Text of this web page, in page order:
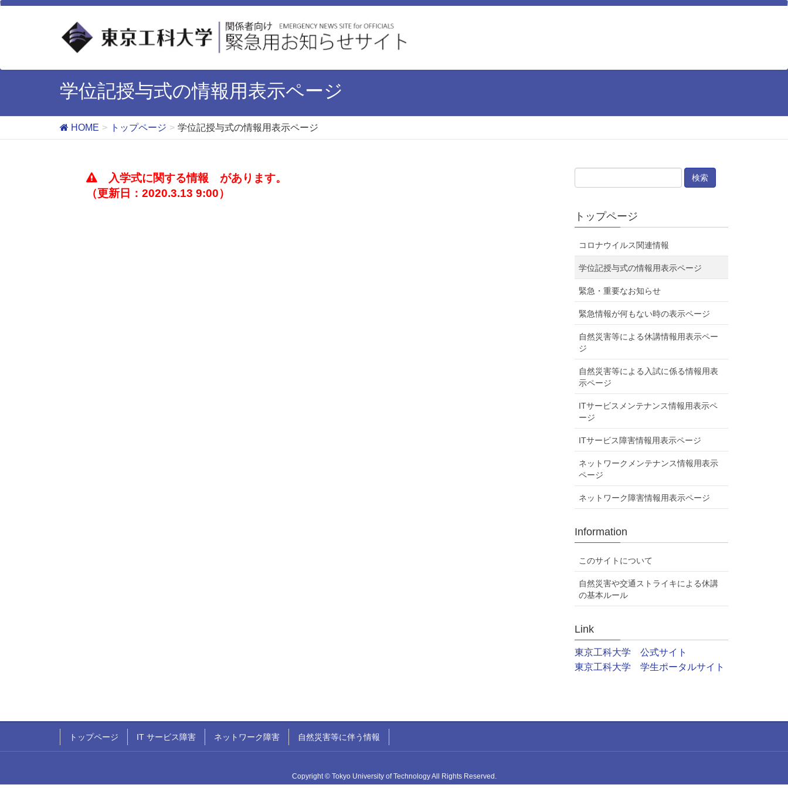
学位記授与式の情報用表示ページ
HOME トップページ 学位記授与式の情報用表示ページ
入学式に関する情報 があります。
（更新日：2020.3.13 9:00）
トップページ
コロナウイルス関連情報
学位記授与式の情報用表示ページ
緊急・重要なお知らせ
緊急情報が何もない時の表示ページ
自然災害等による休講情報用表示ペー
ジ
自然災害等による入試に係る情報用表
示ページ
ITサービスメンテナンス情報用表示ペ
ージ
ITサービス障害情報用表示ページ
ネットワークメンテナンス情報用表示
ページ
ネットワーク障害情報用表示ページ
Information
このサイトについて
自然災害や交通ストライキによる休講
の基本ルール
Link
東京工科大学 公式サイト
東京工科大学 学生ポータルサイト
トップページ IT サービス障害 ネットワーク障害 自然災害等に伴う情報
Copyright © Tokyo University of Technology All Rights Reserved.